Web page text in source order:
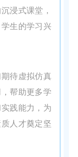
浸式课堂，
生的学习兴
待虚拟仿真
帮助更多学
践能力，为
人才奠定坚